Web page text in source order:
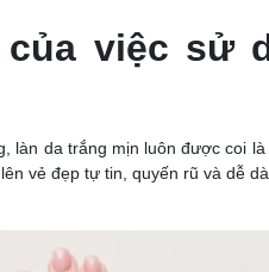
việc sử
làn da trắng mịn luôn được coi
vẻ đẹp tự tin, quyến rũ và dễ